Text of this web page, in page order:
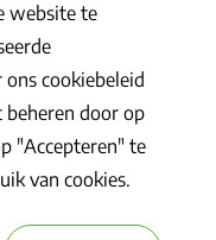
voorbehouden
website te
cookiebeleid
door op
"Accepteren" te
van cookies.